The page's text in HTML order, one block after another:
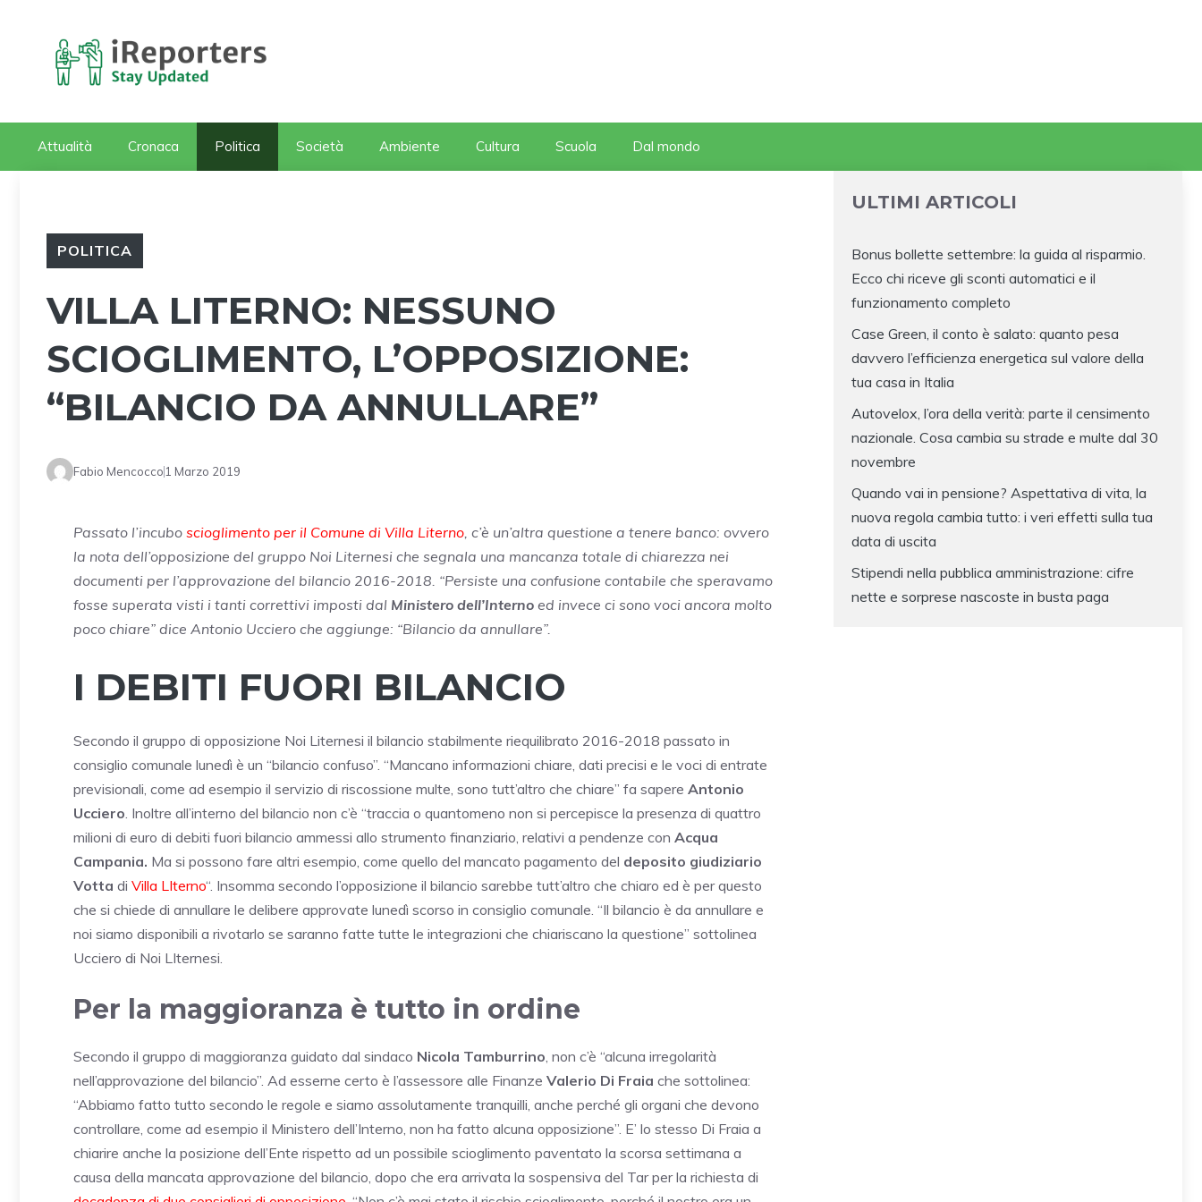
contenuto
Attualità Cronaca Politica Società Ambiente Cultura Scuola Dal mondo
POLITICA
VILLA LITERNO: NESSUNO
SCIOGLIMENTO, L’OPPOSIZIONE:
“BILANCIO DA ANNULLARE”
Fabio Mencocco 1 Marzo 2019
Passato l’incubo scioglimento per il Comune di Villa Literno, c’è un’altra questione a tenere banco: ovvero
la nota dell’opposizione del gruppo Noi Liternesi che segnala una mancanza totale di chiarezza nei
documenti per l’approvazione del bilancio 2016-2018. “Persiste una confusione contabile che speravamo
fosse superata visti i tanti correttivi imposti dal Ministero dell’Interno ed invece ci sono voci ancora molto
poco chiare” dice Antonio Ucciero che aggiunge: “Bilancio da annullare”.
I DEBITI FUORI BILANCIO
Secondo il gruppo di opposizione Noi Liternesi il bilancio stabilmente riequilibrato 2016-2018 passato in
consiglio comunale lunedì è un “bilancio confuso”. “Mancano informazioni chiare, dati precisi e le voci di entrate
previsionali, come ad esempio il servizio di riscossione multe, sono tutt’altro che chiare” fa sapere Antonio
Ucciero. Inoltre all’interno del bilancio non c’è “traccia o quantomeno non si percepisce la presenza di quattro
milioni di euro di debiti fuori bilancio ammessi allo strumento finanziario, relativi a pendenze con Acqua
Campania. Ma si possono fare altri esempio, come quello del mancato pagamento del deposito giudiziario
Votta di Villa LIterno“. Insomma secondo l’opposizione il bilancio sarebbe tutt’altro che chiaro ed è per questo
che si chiede di annullare le delibere approvate lunedì scorso in consiglio comunale. “Il bilancio è da annullare e
noi siamo disponibili a rivotarlo se saranno fatte tutte le integrazioni che chiariscano la questione” sottolinea
Ucciero di Noi LIternesi.
Per la maggioranza è tutto in ordine
Secondo il gruppo di maggioranza guidato dal sindaco Nicola Tamburrino, non c’è “alcuna irregolarità
nell’approvazione del bilancio”. Ad esserne certo è l’assessore alle Finanze Valerio Di Fraia che sottolinea:
“Abbiamo fatto tutto secondo le regole e siamo assolutamente tranquilli, anche perché gli organi che devono
controllare, come ad esempio il Ministero dell’Interno, non ha fatto alcuna opposizione”. E’ lo stesso Di Fraia a
chiarire anche la posizione dell’Ente rispetto ad un possibile scioglimento paventato la scorsa settimana a
causa della mancata approvazione del bilancio, dopo che era arrivata la sospensiva del Tar per la richiesta di
ULTIMI ARTICOLI
Bonus bollette settembre: la guida al risparmio.
Ecco chi riceve gli sconti automatici e il
funzionamento completo
Case Green, il conto è salato: quanto pesa
davvero l’efficienza energetica sul valore della
tua casa in Italia
Autovelox, l’ora della verità: parte il censimento
nazionale. Cosa cambia su strade e multe dal 30
novembre
Quando vai in pensione? Aspettativa di vita, la
nuova regola cambia tutto: i veri effetti sulla tua
data di uscita
Stipendi nella pubblica amministrazione: cifre
nette e sorprese nascoste in busta paga